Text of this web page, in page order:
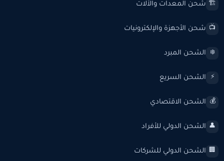
🏗️ شحن المعدات والآلات
📺 شحن الأجهزة والإلكترونيات
❄️ الشحن المبرد
⚡ الشحن السريع
💰 الشحن الاقتصادي
👤 الشحن الدولي للأفراد
🏢 الشحن الدولي للشركات